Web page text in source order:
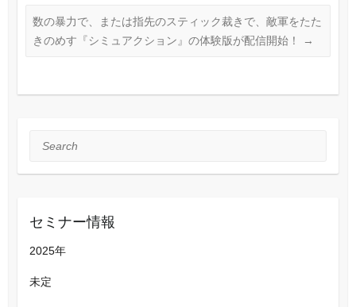
数の暴力で、または指先のスティック裁きで、敵軍をたた
きのめす『シミュアクション』の体験版が配信開始！
→
Search
セミナー情報
2025年
未定